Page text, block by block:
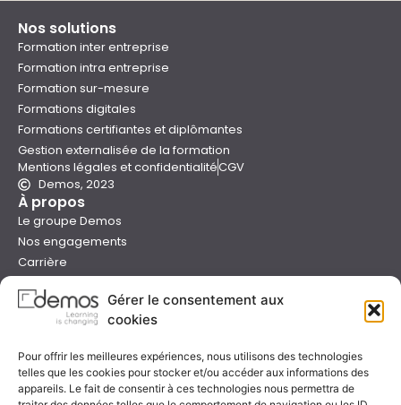
Gérer le consentement aux
cookies
Pour offrir les meilleures expériences, nous utilisons des technologies
telles que les cookies pour stocker et/ou accéder aux informations des
appareils. Le fait de consentir à ces technologies nous permettra de
Nos solutions
Formation inter entreprise
Formation intra entreprise
Formation sur-mesure
Formations digitales
Formations certifiantes et diplômantes
Gestion externalisée de la formation
Mentions légales et confidentialitéCGV
Demos, 2023
À propos
Le groupe Demos
Nos engagements
Carrière
Presse
Catalogues
Aide
Nous contacter